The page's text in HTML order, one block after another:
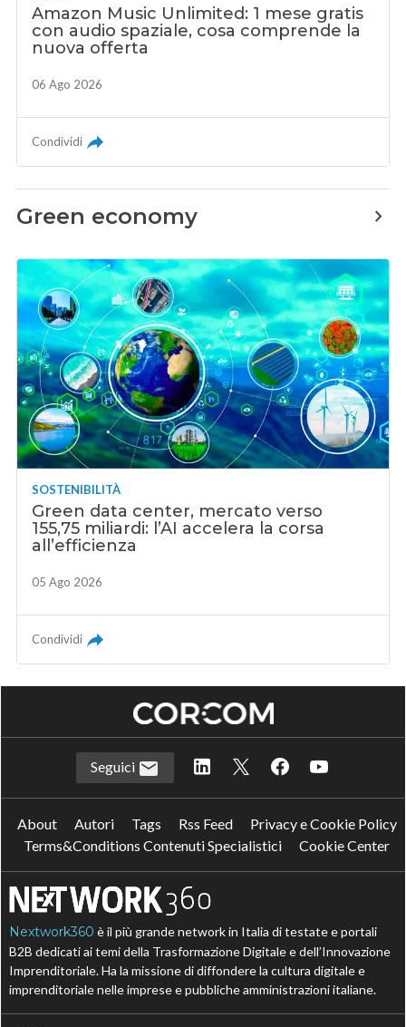
Amazon Music Unlimited: 1 mese gratis
con audio spaziale, cosa comprende la
nuova offerta
06 Ago 2026
Condividi
Green economy
SOSTENIBILITÀ
Green data center, mercato verso
155,75 miliardi: l’AI accelera la corsa
all’efficienza
05 Ago 2026
Condividi
Seguici
About Autori Tags Rss Feed
Privacy e Cookie Policy
Terms&Conditions Contenuti Specialistici
Cookie Center
Nextwork360 è il più grande network in Italia di testate e portali
B2B dedicati ai temi della Trasformazione Digitale e dell’Innovazione
Imprenditoriale. Ha la missione di diffondere la cultura digitale e
imprenditoriale nelle imprese e pubbliche amministrazioni italiane.